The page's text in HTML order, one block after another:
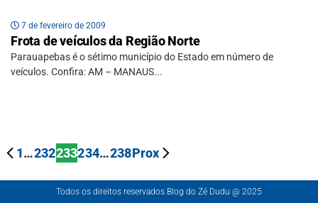
7 de fevereiro de 2009
Frota de veículos da Região Norte
Parauapebas é o sétimo município do Estado em número de
veículos. Confira: AM – MANAUS...
1…232233234…238Prox
Todos os direitos reservados Blog do Zé Dudu @ 2025